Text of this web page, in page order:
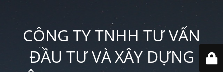
CÔNG TY TNHH TƯ VẤN
ĐẦU TƯ VÀ XÂY DỰNG